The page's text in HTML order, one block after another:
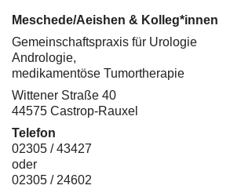
Meschede/Aeishen & Kolleg*innen
Gemeinschaftspraxis für Urologie
Andrologie,
medikamentöse Tumortherapie
Wittener Straße 40
44575 Castrop-Rauxel
Telefon
02305 / 43427
oder
02305 / 24602